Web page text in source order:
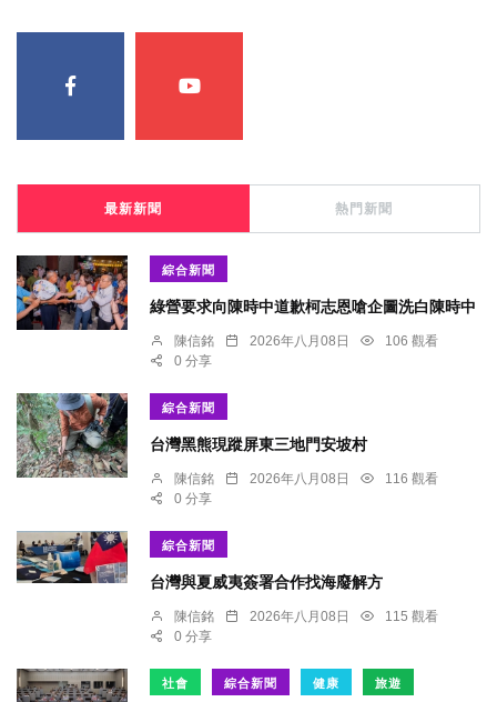
最新新聞 熱門新聞
綜合新聞
綠營要求向陳時中道歉柯志恩嗆企圖洗白陳時中
陳信銘 2026年八月08日
106 觀看
0 分享
綜合新聞
台灣黑熊現蹤屏東三地門安坡村
陳信銘 2026年八月08日
116 觀看
0 分享
綜合新聞
台灣與夏威夷簽署合作找海廢解方
陳信銘 2026年八月08日
115 觀看
0 分享
社會 綜合新聞 健康 旅遊